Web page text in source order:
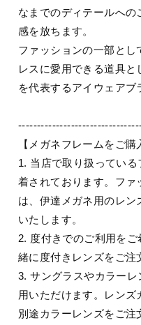
なまでのディテールへ
感を放ちます。
ファッションの一部とし
レスに愛用できる道具
を代表するアイウェアブ
【メガネフレームをご購
1. 当店で取り扱ってい
着されております。ファ
は、伊達メガネ用のレ
いたします。
2. 度付きでのご利用を
緒に度付きレンズをご注
3. サングラスやカラー
用いただけます。レンズ
別途カラーレンズをご注